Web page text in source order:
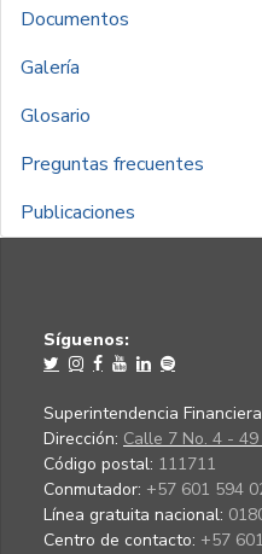
Documentos
Galería
Glosario
Preguntas frecuentes
Publicaciones
Síguenos:
Superintendencia
Dirección: Calle 7 No. 4 - 49
Código postal: 111711
Conmutador: +57 601 594
Línea gratuita nacional:
Centro de contacto: +57